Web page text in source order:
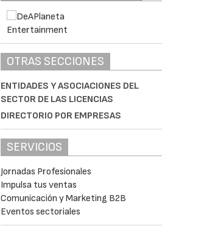
OTRAS SECCIONES
ENTIDADES Y ASOCIACIONES DEL
SECTOR DE LAS LICENCIAS
DIRECTORIO POR EMPRESAS
SERVICIOS
Jornadas Profesionales
Impulsa tus ventas
Comunicación y Marketing B2B
Eventos sectoriales